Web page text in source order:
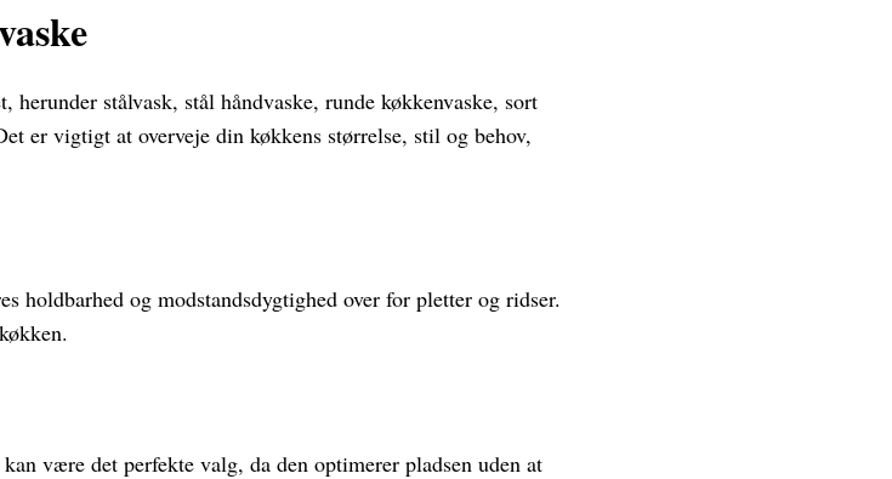
stålvask, stål håndvaske, runde køkkenvaske, sort
er vigtigt at overveje din køkkens størrelse, stil og behov,
holdbarhed og modstandsdygtighed over for pletter og ridser.
være det perfekte valg, da den optimerer pladsen uden at